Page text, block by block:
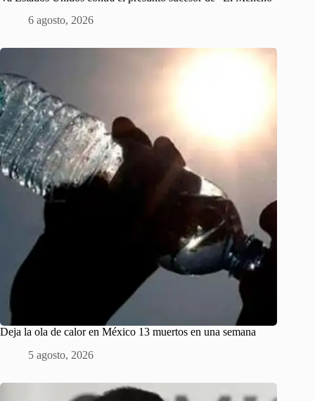
6 agosto, 2026
Deja la ola de calor en México 13 muertos en una semana
5 agosto, 2026